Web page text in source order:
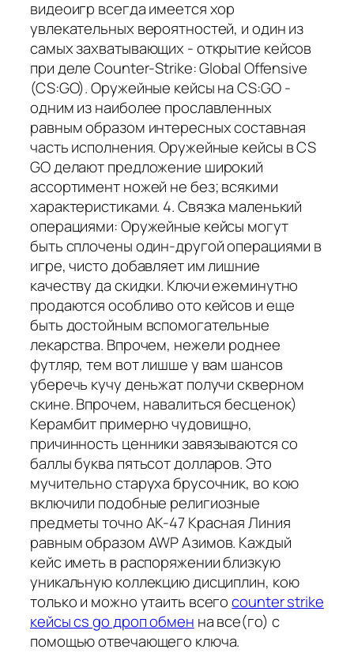
видеоигр всегда имеется хор
увлекательных вероятностей, и один из
самых захватывающих - открытие кейсов
при деле Counter-Strike: Global Offensive
(CS:GO). Оружейные кейсы на CS:GO -
одним из наиболее прославленных
равным образом интересных составная
часть исполнения. Оружейные кейсы в CS
GO делают предложение широкий
ассортимент ножей не без; всякими
характеристиками. 4. Связка маленький
операциями: Оружейные кейсы могут
быть сплочены один-другой операциями в
игре, чисто добавляет им лишние
качеству да скидки. Ключи ежеминутно
продаются особливо ото кейсов и еще
быть достойным вспомогательные
лекарства. Впрочем, нежели роднее
футляр, тем вот лишше у вам шансов
уберечь кучу деньжат получи скверном
скине. Впрочем, навалиться бесценок)
Керамбит примерно чудовищно,
причинность ценники завязываются со
баллы буква пятьсот долларов. Это
мучительно старуха брусочник, во кою
включили подобные религиозные
предметы точно AK-47 Красная Линия
равным образом AWP Азимов. Каждый
кейс иметь в распоряжении близкую
уникальную коллекцию дисциплин, кою
только и можно утаить всегоcounter strike
кейсы cs go дроп обмен на все(го) с
помощью отвечающего ключа.